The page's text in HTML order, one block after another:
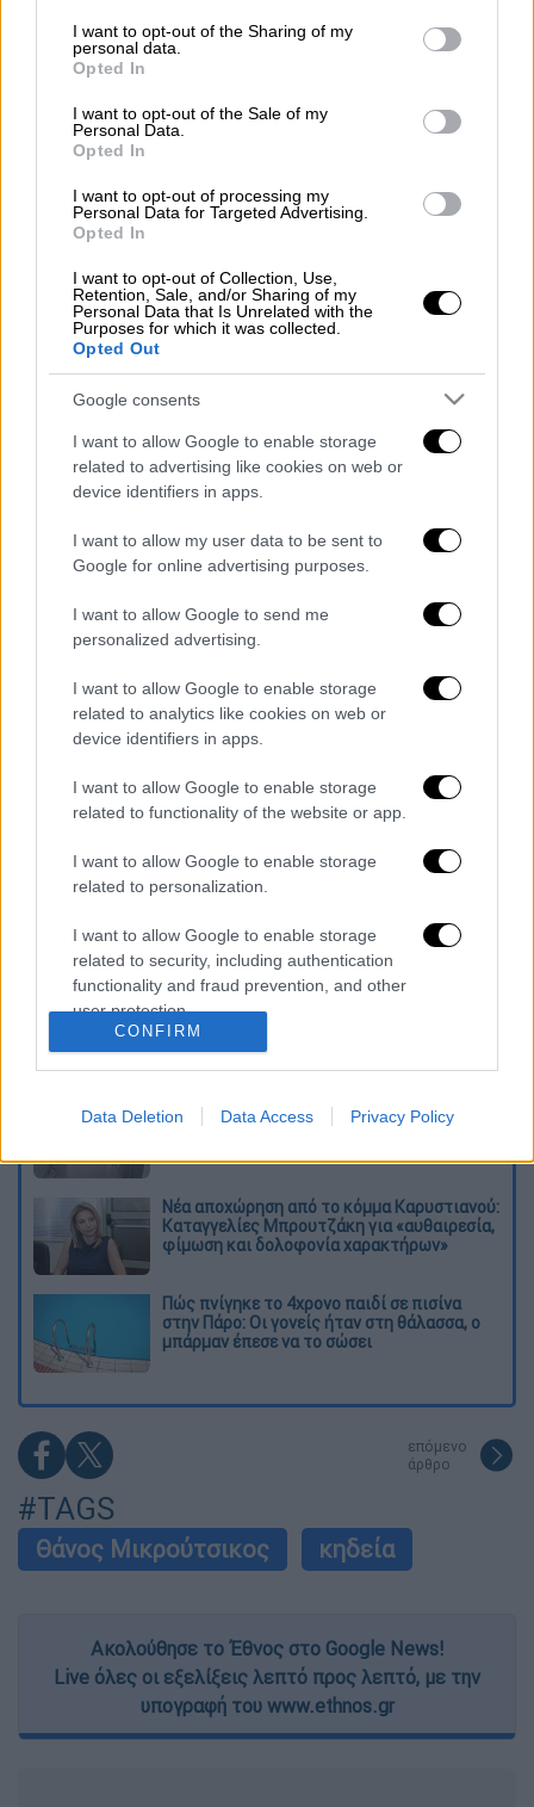
not limited to your visit or usage behaviour. You may click to
grant or deny consent to Google and its third-party tags to
use your data for below specified purposes in below Google
consent section.
I want to opt-out of the Sharing of my
personal data.
Opted In
I want to opt-out of the Sale of my
Personal Data.
Opted In
I want to opt-out of processing my
Personal Data for Targeted Advertising.
Opted In
I want to opt-out of Collection, Use,
Retention, Sale, and/or Sharing of my
Personal Data that Is Unrelated with the
Purposes for which it was collected.
Opted Out
Google consents
I want to allow Google to enable storage
related to advertising like cookies on web or
device identifiers in apps.
I want to allow my user data to be sent to
Google for online advertising purposes.
I want to allow Google to send me
personalized advertising.
I want to allow Google to enable storage
related to analytics like cookies on web or
device identifiers in apps.
I want to allow Google to enable storage
related to functionality of the website or app.
I want to allow Google to enable storage
related to personalization.
I want to allow Google to enable storage
related to security, including authentication
functionality and fraud prevention, and other
user protection.
CONFIRM
Data Deletion Data Access Privacy Policy
Διαβάστε περισσότερα:Πέθανε ο Θάνος
Μικρούτσικος: Μια ζωή σαν πρόβα
αδερφού του Ανδρέα
πνοή ο σπουδαίος καλλιτέχνης, Θάνος
Μικρούτσικος, o οποίος έδινε μάχη με
καρκίνο.Το τελευταίο
διάστημα νοσηλευόταν στο «Metropolitan»,
έχοντας δίπλα του όλη την οικογένειά του
Η εικόνα που έχουμε γι' αυτόν είναι η εξής:
καθισμένος σε ένα πιάνο, να παίζει μουσικές
με τα μάτια κλειστά, στον δικό του κόσμο,
και να καπνίζει την πίπα του. Από τη στιγμή
που θα χτυπούσε το ξυπνητήρι μέχρι την
ώρα που θα κοιμόταν, η πίπα ήταν μονίμως
στο στόμα του. Τις ώρες που δεν
δούλευε ήταν ένας τρυφερός σύζυγος και
ένας στοργικός πατέρας τεσσάρων παιδιών.
συνομιλητής.
που γινόταν γνωστή η είδηση του
θανάτου του σπουδαίου συνθέτη, το Twitter
απέτιε το δικό του φόρο τιμήςκαι αρκετοί
πολιτικοί έσπευσαν από τους προσωπικούς
τους λογαριασμούς να τον αποχαιρετήσουν
Διαβάστε ακόμη
Συνελήφθησαν δύο μέλη μαφίας στο
Παλαιό Φάληρο - Οι εκβιασμοί, οι
ξυλοδαρμοί και τα προσωνύμια «πίτμπουλ»
και «μπουλντόγκ»
Βίντεο-σοκ από το μακελειό σε σχολείο
στην Ταϊλάνδη: Η στιγμή που ο 14χρονος
Νέα αποχώρηση από το κόμμα Καρυστιανού:
Καταγγελίες Μπρουτζάκη για «αυθαιρεσία,
φίμωση και δολοφονία χαρακτήρων»
Πώς πνίγηκε το 4χρονο παιδί σε πισίνα
στην Πάρο: Οι γονείς ήταν στη θάλασσα, ο
μπάρμαν έπεσε να το σώσει
επόμενο
άρθρο
#TAGS
Θάνος Μικρούτσικος κηδεία
Ακολούθησε το Έθνος στο Google News!
Live όλες οι εξελίξεις λεπτό προς λεπτό, με την
υπογραφή του www.ethnos.gr